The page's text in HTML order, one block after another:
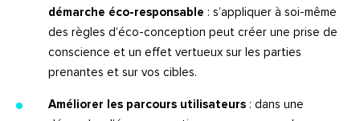
démarche éco-responsable : s’appliquer à soi-même
des règles d’éco-conception peut créer une prise de
conscience et un effet vertueux sur les parties
prenantes et sur vos cibles.
Améliorer les parcours utilisateurs : dans une